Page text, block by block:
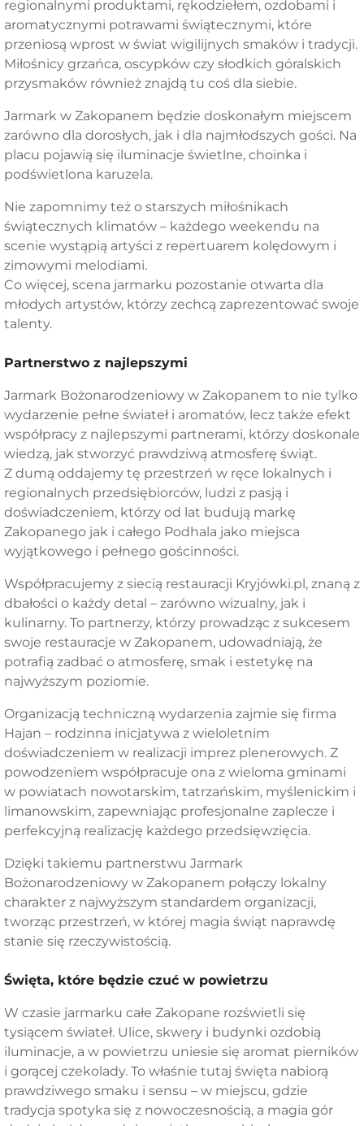
regionalnymi produktami, rękodziełem, ozdobami i
aromatycznymi potrawami świątecznymi, które
przeniosą wprost w świat wigilijnych smaków i tradycji.
Miłośnicy grzańca, oscypków czy słodkich góralskich
przysmaków również znajdą tu coś dla siebie.
Jarmark w Zakopanem będzie doskonałym miejscem
zarówno dla dorosłych, jak i dla najmłodszych gości. Na
placu pojawią się iluminacje świetlne, choinka i
podświetlona karuzela.
Nie zapomnimy też o starszych miłośnikach
świątecznych klimatów – każdego weekendu na
scenie wystąpią artyści z repertuarem kolędowym i
zimowymi melodiami.
Co więcej, scena jarmarku pozostanie otwarta dla
młodych artystów, którzy zechcą zaprezentować swoje
talenty.
Partnerstwo z najlepszymi
Jarmark Bożonarodzeniowy w Zakopanem to nie tylko
wydarzenie pełne świateł i aromatów, lecz także efekt
współpracy z najlepszymi partnerami, którzy doskonale
wiedzą, jak stworzyć prawdziwą atmosferę świąt.
Z dumą oddajemy tę przestrzeń w ręce lokalnych i
regionalnych przedsiębiorców, ludzi z pasją i
doświadczeniem, którzy od lat budują markę
Zakopanego jak i całego Podhala jako miejsca
wyjątkowego i pełnego gościnności.
Współpracujemy z siecią restauracji Kryjówki.pl, znaną z
dbałości o każdy detal – zarówno wizualny, jak i
kulinarny. To partnerzy, którzy prowadząc z sukcesem
swoje restauracje w Zakopanem, udowadniają, że
potrafią zadbać o atmosferę, smak i estetykę na
najwyższym poziomie.
Organizacją techniczną wydarzenia zajmie się firma
Hajan – rodzinna inicjatywa z wieloletnim
doświadczeniem w realizacji imprez plenerowych. Z
powodzeniem współpracuje ona z wieloma gminami
w powiatach nowotarskim, tatrzańskim, myślenickim i
limanowskim, zapewniając profesjonalne zaplecze i
perfekcyjną realizację każdego przedsięwzięcia.
Dzięki takiemu partnerstwu Jarmark
Bożonarodzeniowy w Zakopanem połączy lokalny
charakter z najwyższym standardem organizacji,
tworząc przestrzeń, w której magia świąt naprawdę
stanie się rzeczywistością.
Święta, które będzie czuć w powietrzu
W czasie jarmarku całe Zakopane rozświetli się
tysiącem świateł. Ulice, skwery i budynki ozdobią
iluminacje, a w powietrzu uniesie się aromat pierników
i gorącej czekolady. To właśnie tutaj święta nabiorą
prawdziwego smaku i sensu – w miejscu, gdzie
tradycja spotyka się z nowoczesnością, a magia gór